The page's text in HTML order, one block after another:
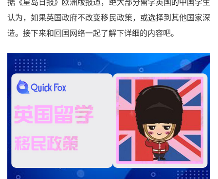
据《星岛日报》欧洲版报道，绝大部分留学英国的中国学生
认为，如果英国政府不改变移民政策，或选择到其他国家深
造。接下来和回国网络一起了解下详细的内容吧。